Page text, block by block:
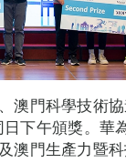
澳門科學技術
下午頒獎。華
澳門生產力暨